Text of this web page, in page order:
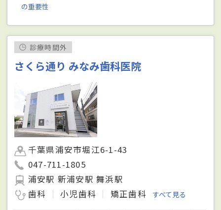
の重要性
診療時間外
さくら通り みなみ歯科医院
千葉県浦安市堀江6-1-43
047-711-1805
浦安駅 新浦安駅 舞浜駅
歯科
小児歯科 矯正歯科 すべて見る